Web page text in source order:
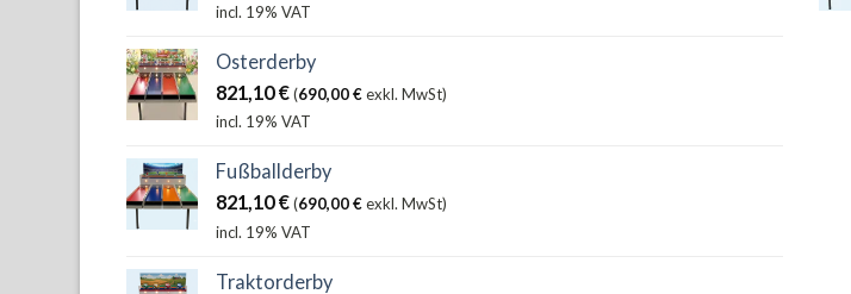
incl. 19% VAT
Osterderby
821,10€ (690,00€exkl. MwSt)
incl. 19% VAT
Fußballderby
821,10€ (690,00€exkl. MwSt)
incl. 19% VAT
Traktorderby